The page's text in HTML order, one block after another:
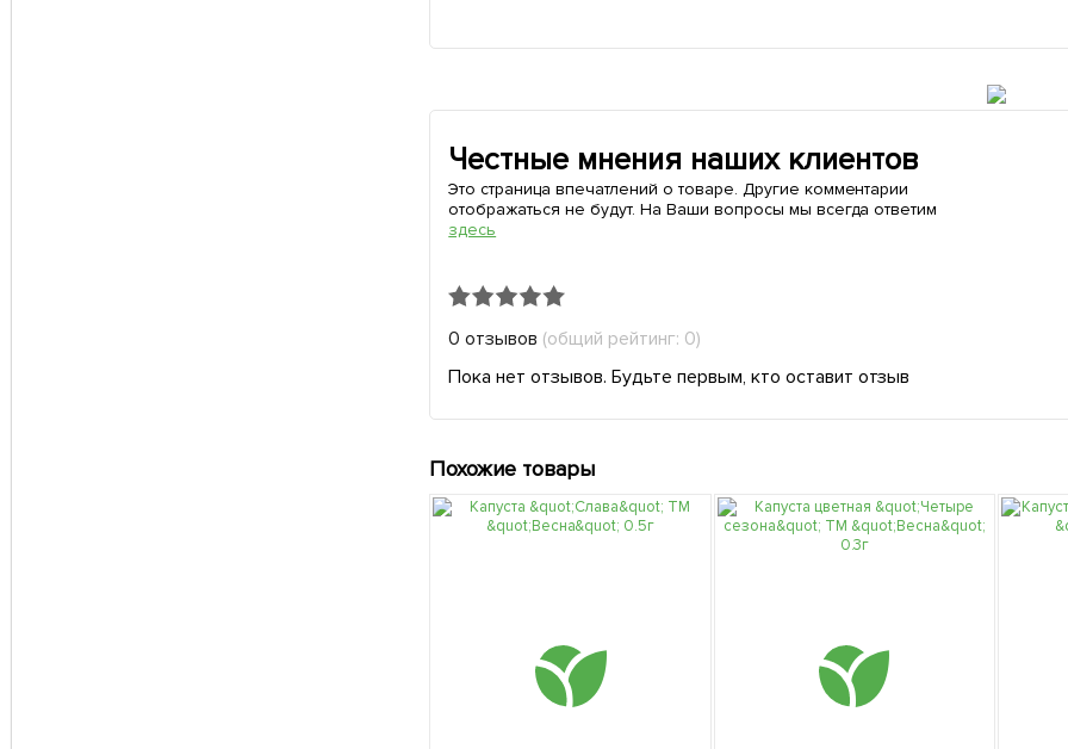
Честные мнения наших клиентов
Это страница впечатлений о товаре. Другие комментарии
отображаться не будут. На Ваши вопросы мы всегда ответим
здесь
0 отзывов (общий рейтинг: 0)
Пока нет отзывов. Будьте первым, кто оставит отзыв
Похожие товары